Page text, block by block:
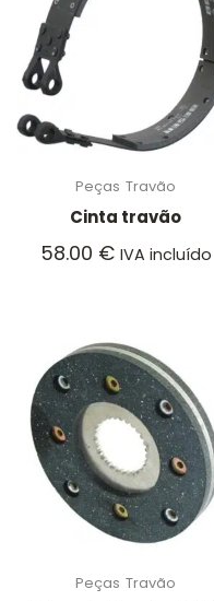
Peças Travão
Cinta travão
58.00 € IVA incluído
Peças Travão